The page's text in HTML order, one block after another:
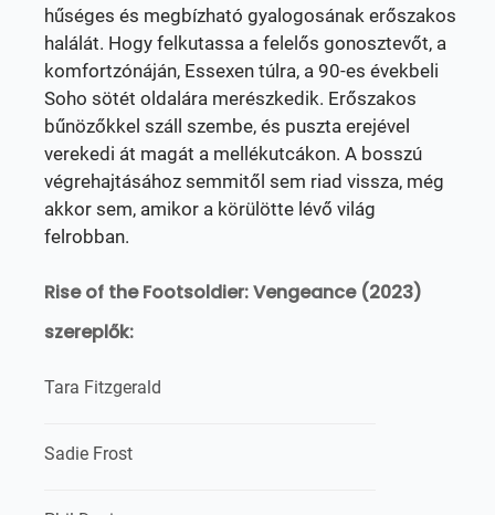
hűséges és megbízható gyalogosának erőszakos
halálát. Hogy felkutassa a felelős gonosztevőt, a
komfortzónáján, Essexen túlra, a 90-es évekbeli
Soho sötét oldalára merészkedik. Erőszakos
bűnözőkkel száll szembe, és puszta erejével
verekedi át magát a mellékutcákon. A bosszú
végrehajtásához semmitől sem riad vissza, még
akkor sem, amikor a körülötte lévő világ
felrobban.
Rise of the Footsoldier: Vengeance (2023)
szereplők:
Tara Fitzgerald
Sadie Frost